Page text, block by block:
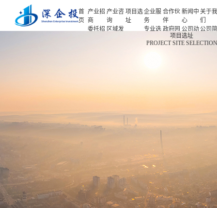
首
页
产业招
商
委托招
产业咨
询
区域发
专题研
究
项目选
址
企业服
务
专业选
项目申
合作伙
伴
政府园
企业客
新闻中
心
公司动
态
产业观
关于
们
公司
人力
新闻中心
项目选址
PROJECT SITE SELECTION